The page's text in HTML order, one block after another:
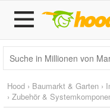
Hood › Baumarkt & Garten ›
› Zubehör &